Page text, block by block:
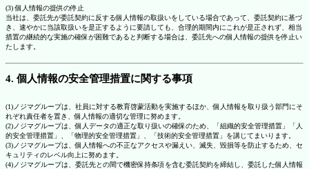
(3) 個人情報の提供の停止
当社は、委託先が委託契約に反する個人情報の取扱いをしている場合であって、委託契約に基づ
き、速やかに当該取扱いを是正するように要請しても、合理的期間内にこれが是正されず、相当
措置の継続的な実施の確保が困難であると判断する場合は、委託先への個人情報の提供を停止い
たします。
4. 個人情報の安全管理措置に関する事項
(1)ノジマグループは、社員に対する教育啓蒙活動を実施するほか、個人情報を取り扱う部門にそ
れぞれ責任者を置き、個人情報の適切な管理に努めます。
(2)ノジマグループは、個人データの適正な取り扱いの確保のため、「組織的安全管理措置」「人
的安全管理措置」、「物理的安全管理措置」、「技術的安全管理措置」を講じてまいります。
(3)ノジマグループは、個人情報への不正なアクセスや漏えい、滅失、毀損等を防止するため、セ
キュリティのレベル向上に努めます。
(4)ノジマグループは、委託先との間で機密保持条項を含む委託契約を締結し、委託した個人情報